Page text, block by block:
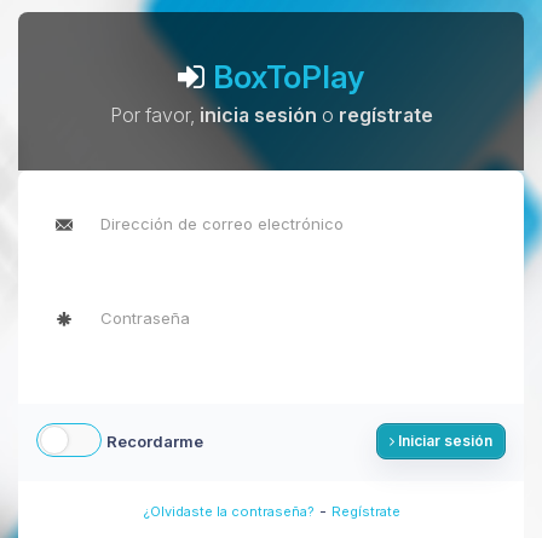
BoxToPlay
Por favor, inicia sesión o regístrate
Recordarme Iniciar sesión
¿Olvidaste la contraseña? - Regístrate